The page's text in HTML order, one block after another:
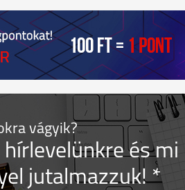
vágyik?
és mi
jutalmazzuk! *